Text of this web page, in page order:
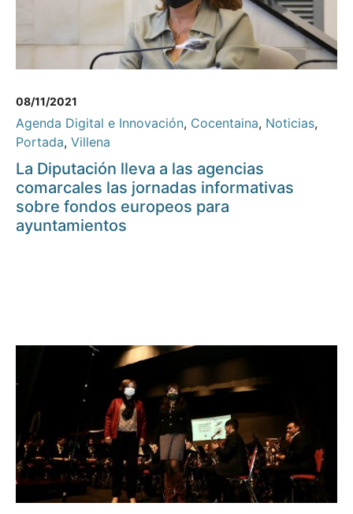
08/11/2021
Agenda Digital e Innovación, Cocentaina, Noticias,
Portada, Villena
La Diputación lleva a las agencias
comarcales las jornadas informativas
sobre fondos europeos para
ayuntamientos